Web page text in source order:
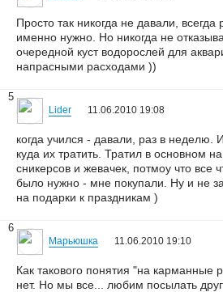
Просто так никогда не давали, всегда
именно нужно. Но никогда не
очередной куст водорослей для
напрасными расходами ))
5
Lider 11.06.2010 19:08
когда учился - давали, раз в неделю.
куда их тратить. Тратил в основном
сникерсов и жевачек, потмоу что все
было нужно - мне покупали. Ну и не
на подарки к праздникам )
6
Марьюшка 11.06.2010 19:10
Как такового понятия "на карманные
нет. Но мы все... любим посылать